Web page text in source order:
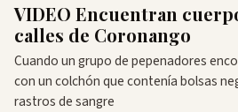
VIDEO Encuentran
calles de Coronango
Cuando un grupo de pepenadores
con un colchón que contenía bolsas
rastros de sangre